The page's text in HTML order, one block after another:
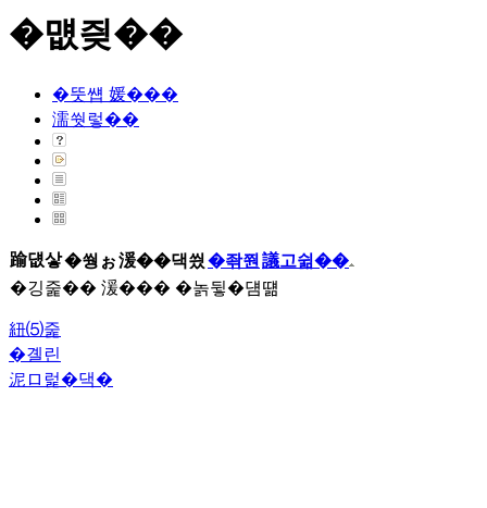
�먮즺��
�뚯썝 媛���
濡쒓렇��
踰덊샇�쒕ぉ湲��댁씠�좎쭨 議고쉶��
�깅줉�� 湲��� �놁뒿�덈떎
紐⑸줉
�곌린
泥ロ럹�댁�